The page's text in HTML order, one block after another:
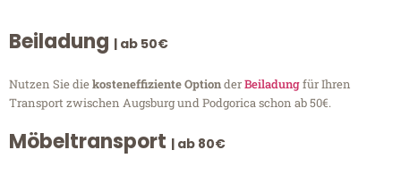
Beiladung | ab 50€
Nutzen Sie diekosteneffiziente OptionderBeiladungfür Ihren
Transport zwischen Augsburg und Podgorica schon ab 50€.
Möbeltransport | ab 80€